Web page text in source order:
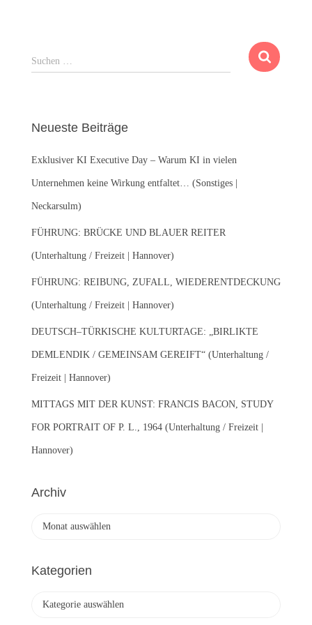
S
u
n
a
c
:
Suchen …
Neueste Beiträge
Exklusiver KI Executive Day – Warum KI in vielen
Unternehmen keine Wirkung entfaltet… (Sonstiges |
Neckarsulm)
FÜHRUNG: BRÜCKE UND BLAUER REITER
(Unterhaltung / Freizeit | Hannover)
FÜHRUNG: REIBUNG, ZUFALL, WIEDERENTDECKUNG
(Unterhaltung / Freizeit | Hannover)
DEUTSCH–TÜRKISCHE KULTURTAGE: „BIRLIKTE
DEMLENDIK / GEMEINSAM GEREIFT“ (Unterhaltung /
Freizeit | Hannover)
MITTAGS MIT DER KUNST: FRANCIS BACON, STUDY
FOR PORTRAIT OF P. L., 1964 (Unterhaltung / Freizeit |
Hannover)
Archiv
h
Kategorien